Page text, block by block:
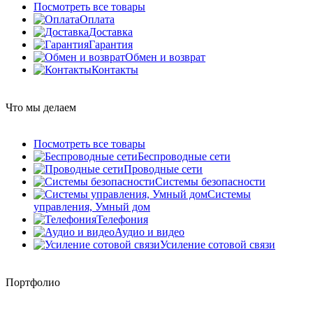
Посмотреть все товары
Оплата
Доставка
Гарантия
Обмен и возврат
Контакты
Что мы делаем
Посмотреть все товары
Беспроводные сети
Проводные сети
Системы безопасности
Системы
управления, Умный дом
Телефония
Аудио и видео
Усиление сотовой связи
Портфолио